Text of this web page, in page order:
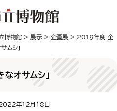
博物館 > 展示 > 企画展 > 2019年度 企
ムシ」
オサムシ」
年12月18日